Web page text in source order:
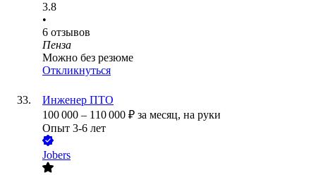
3.8
•
6 отзывов
Пенза
Можно без резюме
Откликнуться
Инженер ПТО
100 000 – 110 000 ₽ за месяц, на руки
Опыт 3-6 лет
Jobers